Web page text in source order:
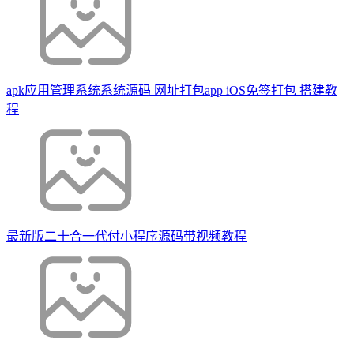
apk应用管理系统系统源码 网址打包app iOS免签打包 搭建教
程
最新版二十合一代付小程序源码带视频教程